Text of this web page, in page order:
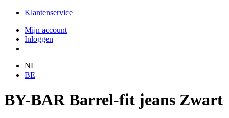
Klantenservice
Mijn account
Inloggen
NL
BE
BY-BAR Barrel-fit jeans Zwart